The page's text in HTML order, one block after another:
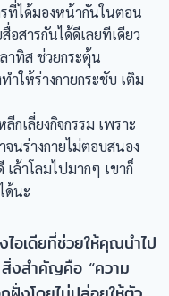
รที่ได้มองหน้ากันในตอน
สารกันได้ดีเลยทีเดียว
าทิส ช่วยกระตุ้น
ให้ร่างกายกระชับ เติม
กเลี่ยงกิจกรรม เพราะ
นร่างกายไม่ตอบสนอง
ล้าโลมไปมากๆ เขาก็
ด้นะ
ไอเดียที่ช่วยให้คุณนำไป
งสำคัญคือ “ความ